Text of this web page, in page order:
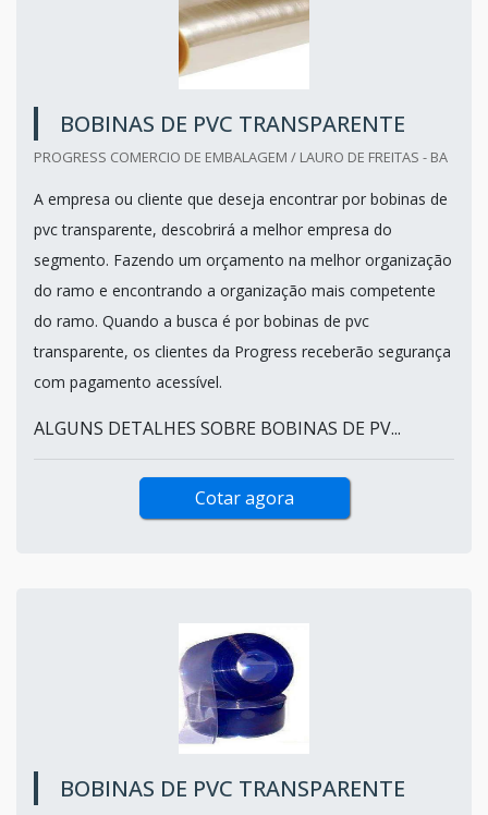
BOBINAS DE PVC TRANSPARENTE
PROGRESS COMERCIO DE EMBALAGEM / LAURO DE FREITAS - BA
A empresa ou cliente que deseja encontrar por bobinas de
pvc transparente, descobrirá a melhor empresa do
segmento. Fazendo um orçamento na melhor organização
do ramo e encontrando a organização mais competente
do ramo. Quando a busca é por bobinas de pvc
transparente, os clientes da Progress receberão segurança
com pagamento acessível.
ALGUNS DETALHES SOBRE BOBINAS DE PV...
Cotar agora
BOBINAS DE PVC TRANSPARENTE